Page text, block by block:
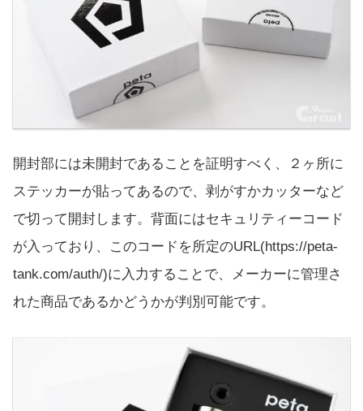
開封部には未開封であることを証明すべく、２ヶ所に
ステッカーが貼ってあるので、剥がすかカッターなど
で切って開封します。背面にはセキュリティーコード
が入っており、このコードを所定のURL(https://peta-
tank.com/auth/)に入力することで、メーカーに管理さ
れた商品であるかどうかが判別可能です。